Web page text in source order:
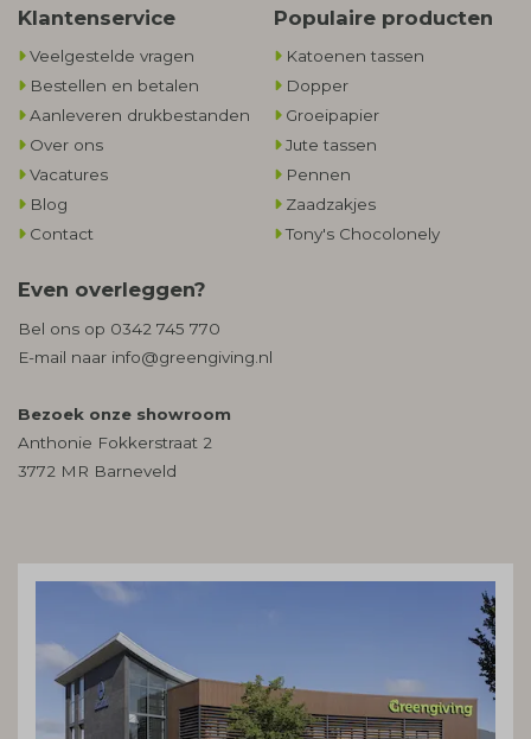
Klantenservice
Veelgestelde vragen
Bestellen en betalen
Aanleveren drukbestanden
Over ons
Vacatures
Blog
Contact
Populaire producten
Katoenen tassen
Dopper
Groeipapier
Jute tassen
Pennen
Zaadzakjes
Tony's Chocolonely
Even overleggen?
Bel ons op 0342 745 770
E-mail naar info@greengiving.nl
Bezoek onze showroom
Anthonie Fokkerstraat 2
3772 MR Barneveld